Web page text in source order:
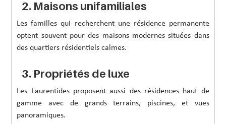
2. Maisons unifamiliales
Les familles qui recherchent une résidence permanente
optent souvent pour des maisons modernes situées dans
des quartiers résidentiels calmes.
3. Propriétés de luxe
Les Laurentides proposent aussi des résidences haut de
gamme avec de grands terrains, piscines, et vues
panoramiques.